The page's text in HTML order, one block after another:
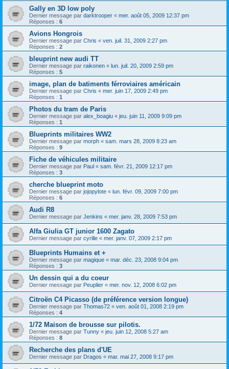
Gally en 3D low poly
Dernier message par darktrooper « mer. août 05, 2009 12:37 pm
Réponses : 6
Avions Hongrois
Dernier message par Chris « ven. juil. 31, 2009 2:27 pm
Réponses : 2
bleuprint new audi TT
Dernier message par raikonen « lun. juil. 20, 2009 2:59 pm
Réponses : 5
image, plan de batiments férroviaires américain
Dernier message par Chris « mer. juin 17, 2009 2:49 pm
Réponses : 1
Photos du tram de Paris
Dernier message par alex_boagiu « jeu. juin 11, 2009 9:09 pm
Réponses : 1
Blueprints militaires WW2
Dernier message par morph « sam. mars 28, 2009 8:23 am
Réponses : 9
Fiche de véhicules militaire
Dernier message par Paul « sam. févr. 21, 2009 12:17 pm
Réponses : 3
cherche blueprint moto
Dernier message par jojopylote « lun. févr. 09, 2009 7:00 pm
Réponses : 6
Audi R8
Dernier message par Jenkins « mer. janv. 28, 2009 7:53 pm
Alfa Giulia GT junior 1600 Zagato
Dernier message par cyrille « mer. janv. 07, 2009 2:17 pm
Blueprints Humains et +
Dernier message par magique « mar. déc. 23, 2008 9:04 pm
Réponses : 3
Un dessin qui a du coeur
Dernier message par Peuplier « mer. nov. 12, 2008 6:02 pm
Citroën C4 Picasso (de préférence version longue)
Dernier message par Thomas72 « ven. août 01, 2008 2:19 pm
Réponses : 4
1/72 Maison de brousse sur pilotis.
Dernier message par Tunny « jeu. juin 12, 2008 5:27 am
Réponses : 8
Recherche des plans d'UE
Dernier message par Dragos « mar. mai 27, 2008 9:17 pm